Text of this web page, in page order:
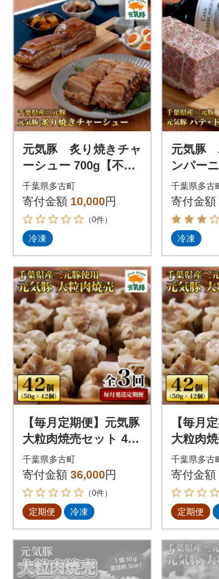
元気豚 炙り焼きチャ
ーシュー 700g【不定
貫】
千葉県多古町
寄付金額 10,000円
（0件）
冷凍
元気豚
ンパー
千葉県多古
寄付金額
冷凍
【毎月定期便】元気豚
大粒肉焼売セット 42
個セット(計2.1kg)全3
回
千葉県多古町
寄付金額 36,000円
（0件）
定期便 冷凍
【毎月
大粒肉
個セッ
回
千葉県多古
寄付金額
定期便